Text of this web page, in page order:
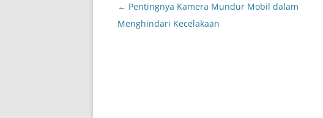
Post
navigation
← Pentingnya Kamera Mundur Mobil dalam
Menghindari Kecelakaan